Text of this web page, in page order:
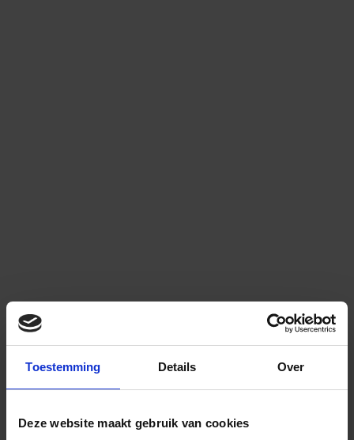
Toestemming Details Over
Deze website maakt gebruik van cookies